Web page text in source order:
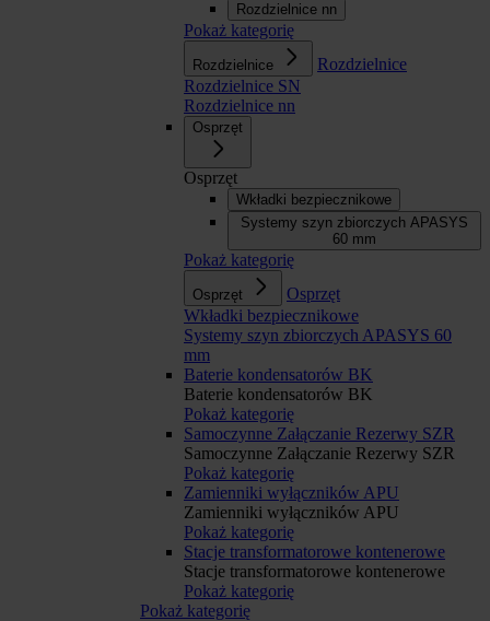
Rozdzielnice nn
Pokaż kategorię
Rozdzielnice
Rozdzielnice
Rozdzielnice SN
Rozdzielnice nn
Osprzęt
Osprzęt
Wkładki bezpiecznikowe
Systemy szyn zbiorczych APASYS
60 mm
Pokaż kategorię
Osprzęt
Osprzęt
Wkładki bezpiecznikowe
Systemy szyn zbiorczych APASYS 60
mm
Baterie kondensatorów BK
Baterie kondensatorów BK
Pokaż kategorię
Samoczynne Załączanie Rezerwy SZR
Samoczynne Załączanie Rezerwy SZR
Pokaż kategorię
Zamienniki wyłączników APU
Zamienniki wyłączników APU
Pokaż kategorię
Stacje transformatorowe kontenerowe
Stacje transformatorowe kontenerowe
Pokaż kategorię
Pokaż kategorię